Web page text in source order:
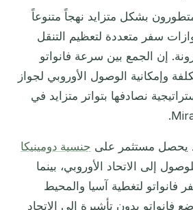
بشكل متزايد نهجاً متنوعاً
سفر متعددة لتعظيم التنقل
إن الجمع بين سرعة فانواتو
وإمكانية الوصول الأوروبي لجواز
نصادفها بتواتر متزايد في
يحصل مستثمر على جنسية دومينيكا
دولار للوصول إلى الاتحاد الأوروبي، بينما
فانواتو لتغطية آسيا والمحيط
فانواتو بدون تأشيرة إلى الاتحاد